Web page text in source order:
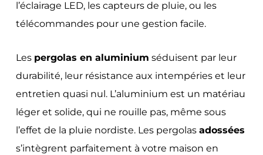
l’éclairage LED, les capteurs de pluie, ou les
télécommandes pour une gestion facile.
Les pergolas en aluminium séduisent par leur
durabilité, leur résistance aux intempéries et leur
entretien quasi nul. L’aluminium est un matériau
léger et solide, qui ne rouille pas, même sous
l’effet de la pluie nordiste. Les pergolas adossées
s’intègrent parfaitement à votre maison en